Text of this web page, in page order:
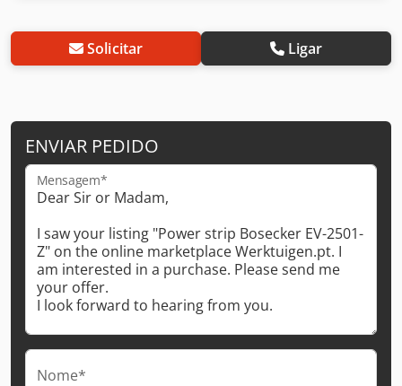
Solicitar Ligar
ENVIAR PEDIDO
Mensagem*
Nome*